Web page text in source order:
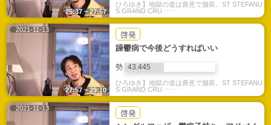
ひろゆき】地獄の道は善意で舗装。ST STEFANU
S GRAND CRU ⋯⋯
25:37 ~ 27:57
2021-11-13
啓発
躁鬱病で今後どうすればいい
勢 43.445
ひろゆき】地獄の道は善意で舗装。ST STEFANU
S GRAND CRU ⋯⋯
27:57 ~ 29:10
2021-11-13
啓発